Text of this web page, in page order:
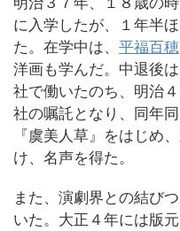
に入学したが、１年半
た。在学中は、 平福百穂
洋画も学んだ。中退後
社で働いたのち、明治
社の嘱託となり、同年
『虞美人草』をはじめ
け、名声を得た。
また、演劇界との結び
いた。大正４年には版